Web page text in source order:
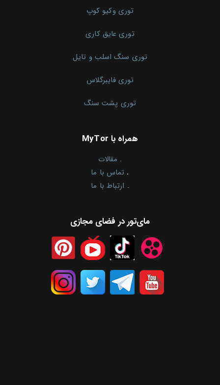
توری وکیو کوپ
توری عایق کاری
توری سنگ اسلب و تایل
توری فایبرگلاس
توری پشت سنگ
همراه با MyTor
. مقالات
. تماس با ما
. ارتباط با ما
مای‌تور در فضای مجازی